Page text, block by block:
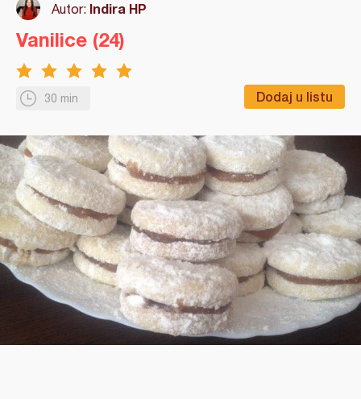
Autor: Indira HP
30 min Dodaj u listu
Vanilice (24)